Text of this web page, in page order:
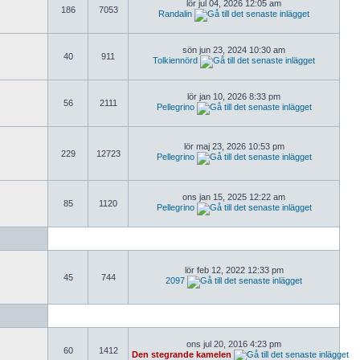
186 7053
lör jul 04, 2026 12:05 am
Randalin
40 911
sön jun 23, 2024 10:30 am
Tolkiennörd
56 2111
lör jan 10, 2026 8:33 pm
Pellegrino
229 12723
lör maj 23, 2026 10:53 pm
Pellegrino
85 1120
ons jan 15, 2025 12:22 am
Pellegrino
45 744
lör feb 12, 2022 12:33 pm
2097
60 1412
ons jul 20, 2016 4:23 pm
Den stegrande kamelen